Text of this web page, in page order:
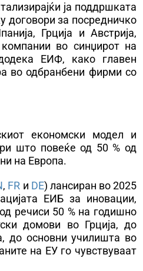
ја поддршката
договори за посредничко
Грција и Австрија,
во синџирот на
ЕИФ, како главен
во одбранбени фирми со
економски модел и
што повеќе од 50 % од
на Европа.
, FR и DE) лансиран во 2025
ЕИБ за иновации,
речиси 50 % на годишно
домови во Грција, до
до основни училишта во
на ЕУ го чувствуваат